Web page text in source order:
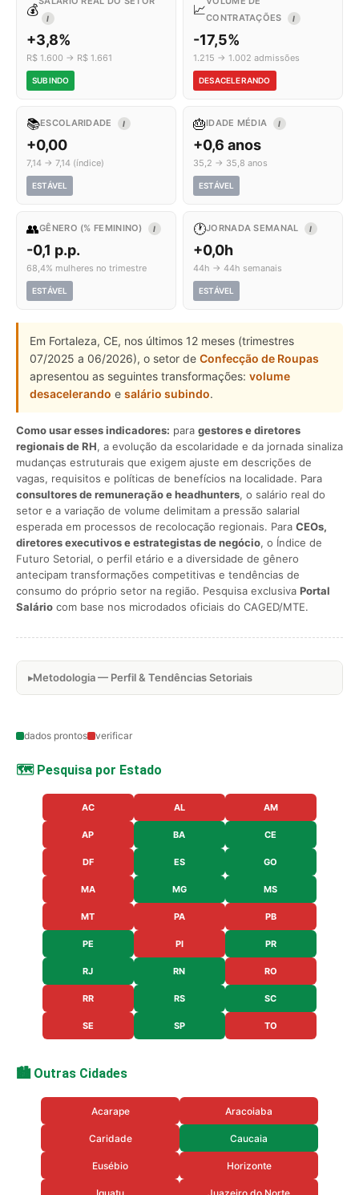
💰
I
+3,8%
R$ 1.600 → R$ 1.661
SUBINDO
📈CONTRATAÇÕES
I
-17,5%
1.215 → 1.002 admissões
DESACELERANDO
📚ESCOLARIDADE I
+0,00
7,14 → 7,14 (índice)
ESTÁVEL
🎂IDADE MÉDIA I
+0,6 anos
35,2 → 35,8 anos
ESTÁVEL
👥GÊNERO (% FEMININO) I
-0,1 p.p.
68,4% mulheres no trimestre
ESTÁVEL
🕐JORNADA SEMANAL I
+0,0h
44h → 44h semanais
ESTÁVEL
Em Fortaleza, CE, nos últimos 12 meses (trimestres
07/2025 a 06/2026), o setor de Confecção de Roupas
apresentou as seguintes transformações: volume
desacelerando e salário subindo.
Como usar esses indicadores: para gestores e diretores
regionais de RH, a evolução da escolaridade e da jornada sinaliza
mudanças estruturais que exigem ajuste em descrições de
vagas, requisitos e políticas de benefícios na localidade. Para
consultores de remuneração e headhunters, o salário real do
setor e a variação de volume delimitam a pressão salarial
esperada em processos de recolocação regionais. Para CEOs,
diretores executivos e estrategistas de negócio, o Índice de
Futuro Setorial, o perfil etário e a diversidade de gênero
antecipam transformações competitivas e tendências de
consumo do próprio setor na região. Pesquisa exclusiva Portal
Salário com base nos microdados oficiais do CAGED/MTE.
Metodologia — Perfil & Tendências Setoriais
dados prontos verificar
🗺️ Pesquisa por Estado
AC AL AM
AP BA CE
DF ES GO
MA MG MS
MT PA PB
PE PI PR
RJ RN RO
RR RS SC
SE SP TO
🏙️ Outras Cidades
Acarape Aracoiaba
Caridade Caucaia
Eusébio Horizonte
Iguatu Juazeiro do Norte